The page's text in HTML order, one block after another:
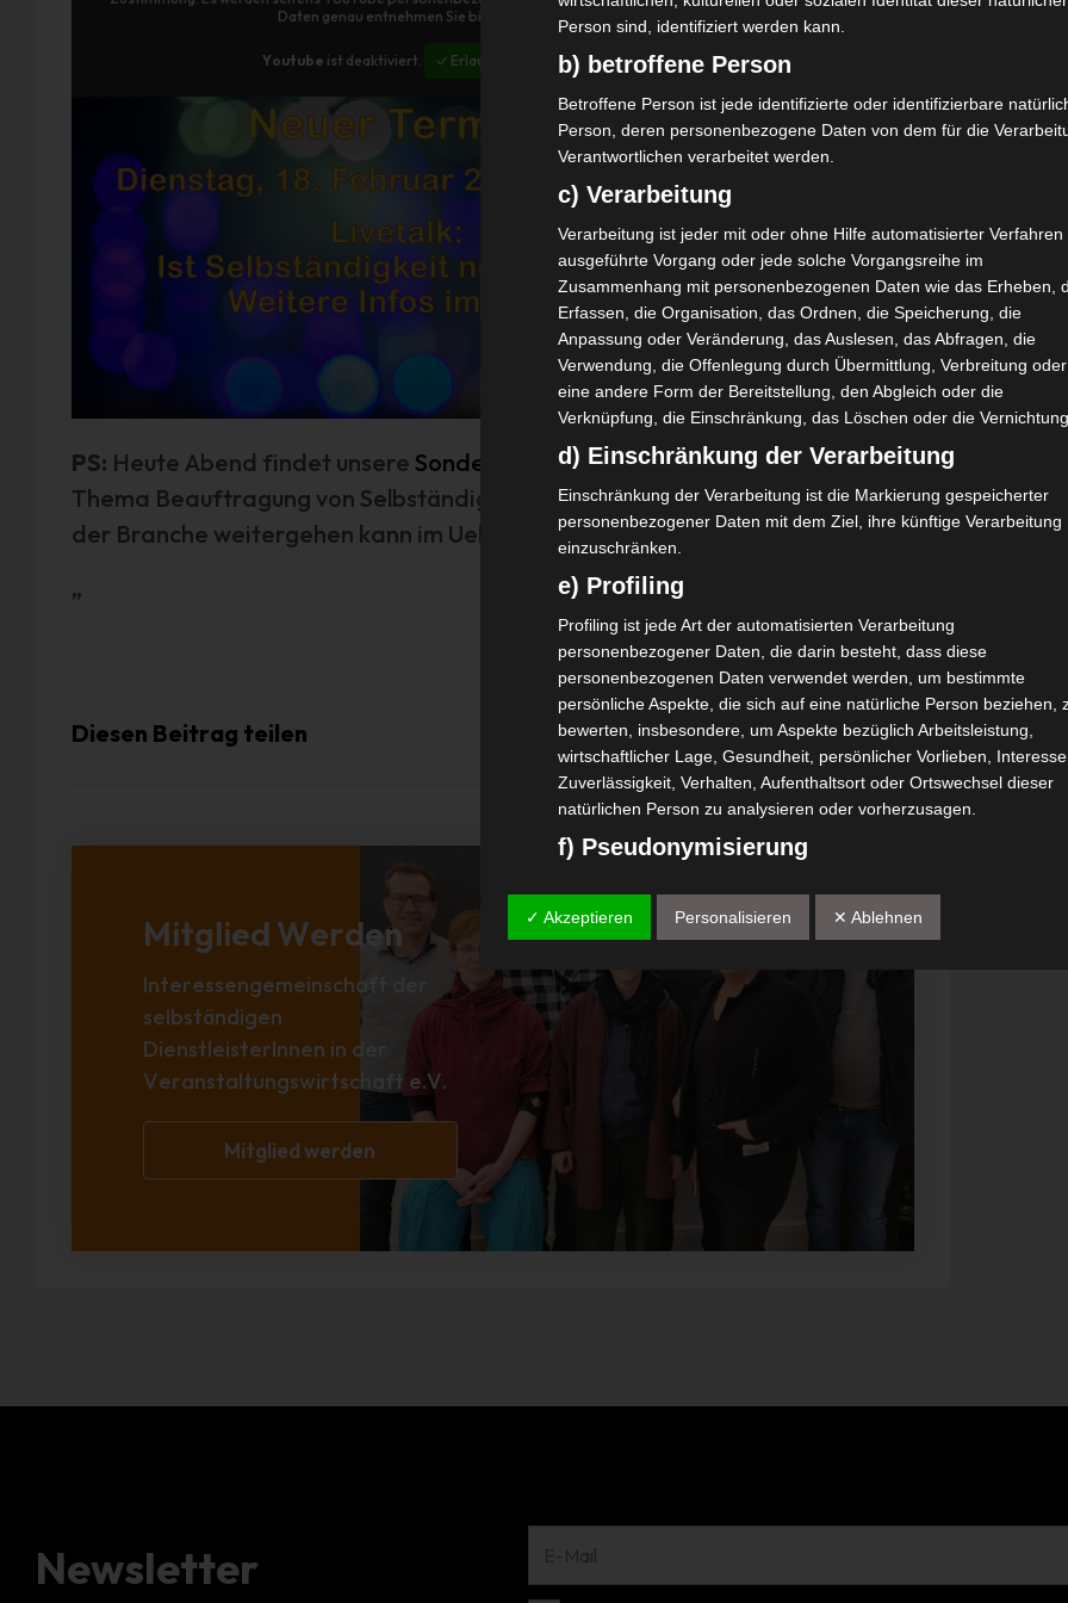
statt. Wer den Mittschnitt nochmal sehen möchte, kann hier schauen:
Daten genau entnehmen Sie bitte den Datenschutzbedingungen.
Youtube ist deaktiviert. ✓ Erlauben Datenschutzbedingungen
PS: Heute Abend findet unsere Sonder-Info-Veranstaltung Hamburgzum
Thema Beauftragung von Selbständigen, Scheinselbständigkeit und wie es in
der Branche weitergehen kann im Uebel und Gefährlich in Hamburg statt.
„
Diesen Beitrag teilen
Mitglied Werden
Interessengemeinschaft der
selbständigen
DienstleisterInnen in der
Veranstaltungswirtschaft e.V.
Mitglied werden
Newsletter
Person sind, identifiziert werden kann.
b) betroffene Person
Betroffene Person ist jede identifizierte oder identifizierbare
Person, deren personenbezogene Daten von dem für die
Verantwortlichen verarbeitet werden.
c) Verarbeitung
Verarbeitung ist jeder mit oder ohne Hilfe automatisierter Verfahren
ausgeführte Vorgang oder jede solche Vorgangsreihe im
Zusammenhang mit personenbezogenen Daten wie das Erheben,
Erfassen, die Organisation, das Ordnen, die Speicherung, die
Anpassung oder Veränderung, das Auslesen, das Abfragen, die
Verwendung, die Offenlegung durch Übermittlung, Verbreitung oder
eine andere Form der Bereitstellung, den Abgleich oder die
Verknüpfung, die Einschränkung, das Löschen oder die Vernichtung.
d) Einschränkung der Verarbeitung
Einschränkung der Verarbeitung ist die Markierung gespeicherter
personenbezogener Daten mit dem Ziel, ihre künftige Verarbeitung
einzuschränken.
e) Profiling
Profiling ist jede Art der automatisierten Verarbeitung
personenbezogener Daten, die darin besteht, dass diese
personenbezogenen Daten verwendet werden, um bestimmte
persönliche Aspekte, die sich auf eine natürliche Person beziehen,
bewerten, insbesondere, um Aspekte bezüglich Arbeitsleistung,
wirtschaftlicher Lage, Gesundheit, persönlicher Vorlieben,
Zuverlässigkeit, Verhalten, Aufenthaltsort oder Ortswechsel dieser
natürlichen Person zu analysieren oder vorherzusagen.
f) Pseudonymisierung
einer Weise, auf welche die personenbezogenen Daten ohne
Hinzuziehung zusätzlicher Informationen nicht mehr einer
zusätzlichen Informationen gesondert aufbewahrt werden und
technischen und organisatorischen Maßnahmen unterliegen, die
g) Verantwortlicher oder für die Verarbeitung
Verantwortlicher
natürliche oder juristische Person, Behörde, Einrichtung oder andere
Stelle, die allein oder gemeinsam mit anderen über die Zwecke und
Mitgliedstaaten vorgesehen werden.
i) Empfänger
✓ Akzeptieren Personalisieren ✕ Ablehnen